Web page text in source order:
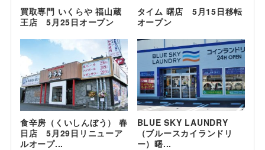
買取専門 いくらや 福山蔵
王店 5月25日オープン
タイム 曙店 5月15日移転
オープン
食辛房（くいしんぼう） 春
日店 5月29日リニューア
ルオープ...
BLUE SKY LAUNDRY
（ブルースカイランドリ
ー）曙...